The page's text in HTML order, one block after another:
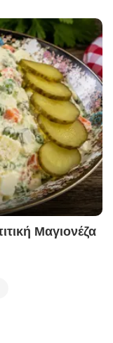
Μαγιονέζα